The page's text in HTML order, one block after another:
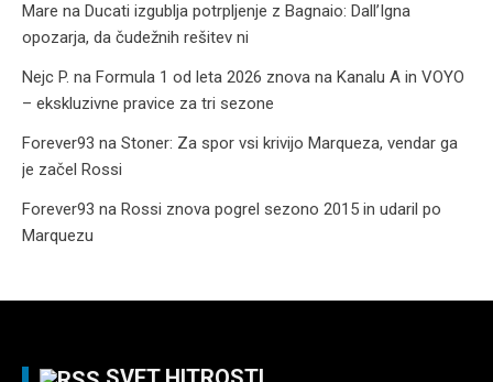
Mare na Ducati izgublja potrpljenje z Bagnaio: Dall’Igna
opozarja, da čudežnih rešitev ni
Nejc P. na Formula 1 od leta 2026 znova na Kanalu A in VOYO
– ekskluzivne pravice za tri sezone
Forever93 na Stoner: Za spor vsi krivijo Marqueza, vendar ga
je začel Rossi
Forever93 na Rossi znova pogrel sezono 2015 in udaril po
Marquezu